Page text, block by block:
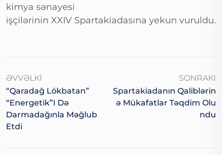
kimya sənayesi
işçilərinin XXIV Spartakiadasına yekun vuruldu.
ƏVVƏLKI
“Qaradağ Lökbatan”
“Energetik”i Də
Darmadağınla Məğlub
Etdi
SONRAKI
Spartakiadanın Qaliblərin
Ə Mükafatlar Təqdim Olu
Ndu